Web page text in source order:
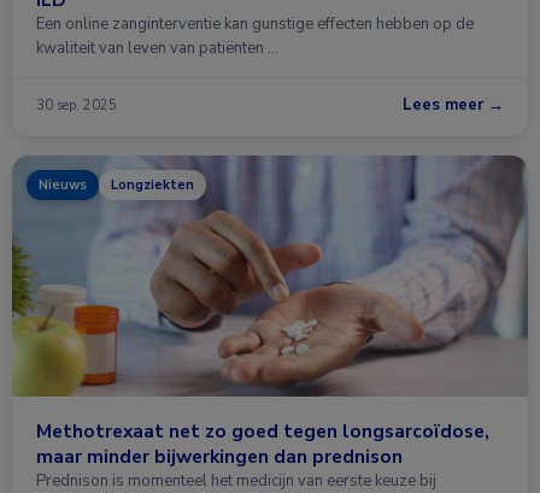
Een online zanginterventie kan gunstige effecten hebben op de
kwaliteit van leven van patiënten …
30 sep. 2025 Lees meer →
Nieuws Longziekten
Methotrexaat net zo goed tegen longsarcoïdose,
maar minder bijwerkingen dan prednison
Prednison is momenteel het medicijn van eerste keuze bij